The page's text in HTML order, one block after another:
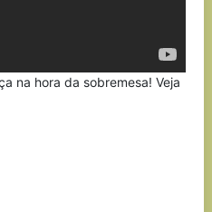
na hora da sobremesa! Veja